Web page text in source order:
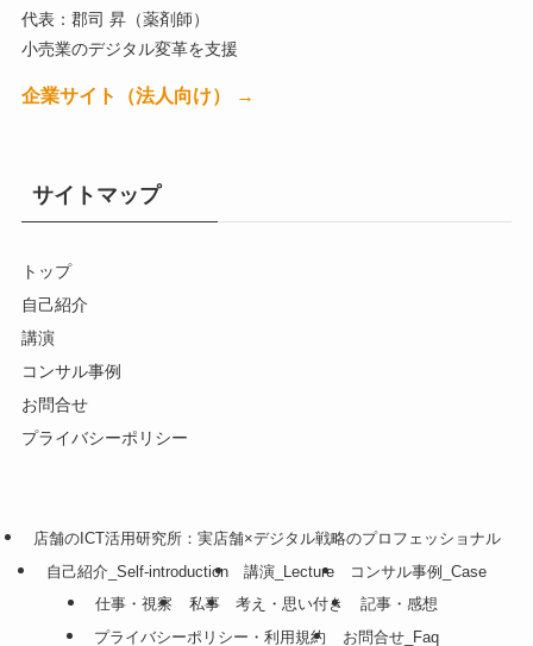
代表：郡司 昇（薬剤師）
小売業のデジタル変革を支援
企業サイト（法人向け） →
サイトマップ
トップ
自己紹介
講演
コンサル事例
お問合せ
プライバシーポリシー
店舗のICT活用研究所：実店舗×デジタル戦略のプロフェッショナル
自己紹介_Self-introduction
講演_Lecture
コンサル事例_Case
仕事・視察
私事 考え・思い付き
記事・感想
プライバシーポリシー・利用規約
お問合せ_Faq